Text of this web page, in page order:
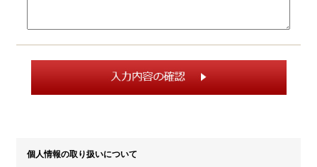
個人情報の取り扱いについて